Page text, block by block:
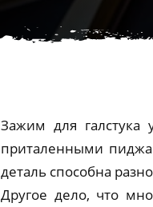
Зажим для
приталенными
деталь способна
Другое дело, что